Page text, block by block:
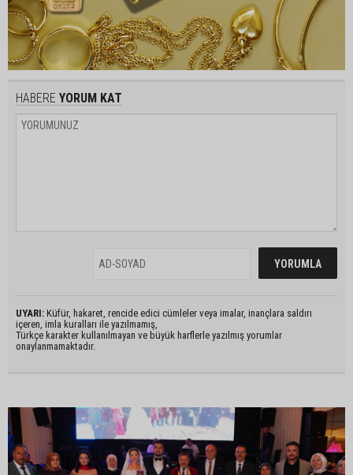
HABERE YORUM KAT
UYARI: Küfür, hakaret, rencide edici cümleler veya imalar, inançlara saldırı
içeren, imla kuralları ile yazılmamış,
Türkçe karakter kullanılmayan ve büyük harflerle yazılmış yorumlar
onaylanmamaktadır.